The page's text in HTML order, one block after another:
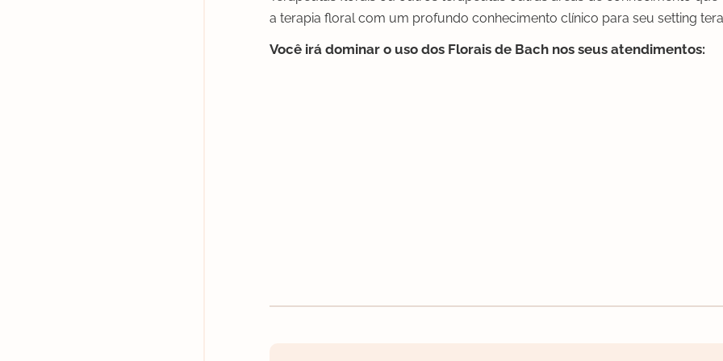
a terapia floral com um profundo conhecimento clínico para seu setting
Você irá dominar o uso dos Florais de Bach nos seus atendimentos: